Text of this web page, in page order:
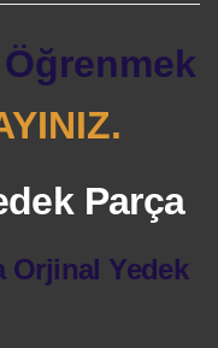
Parça
Orjinal Yedek